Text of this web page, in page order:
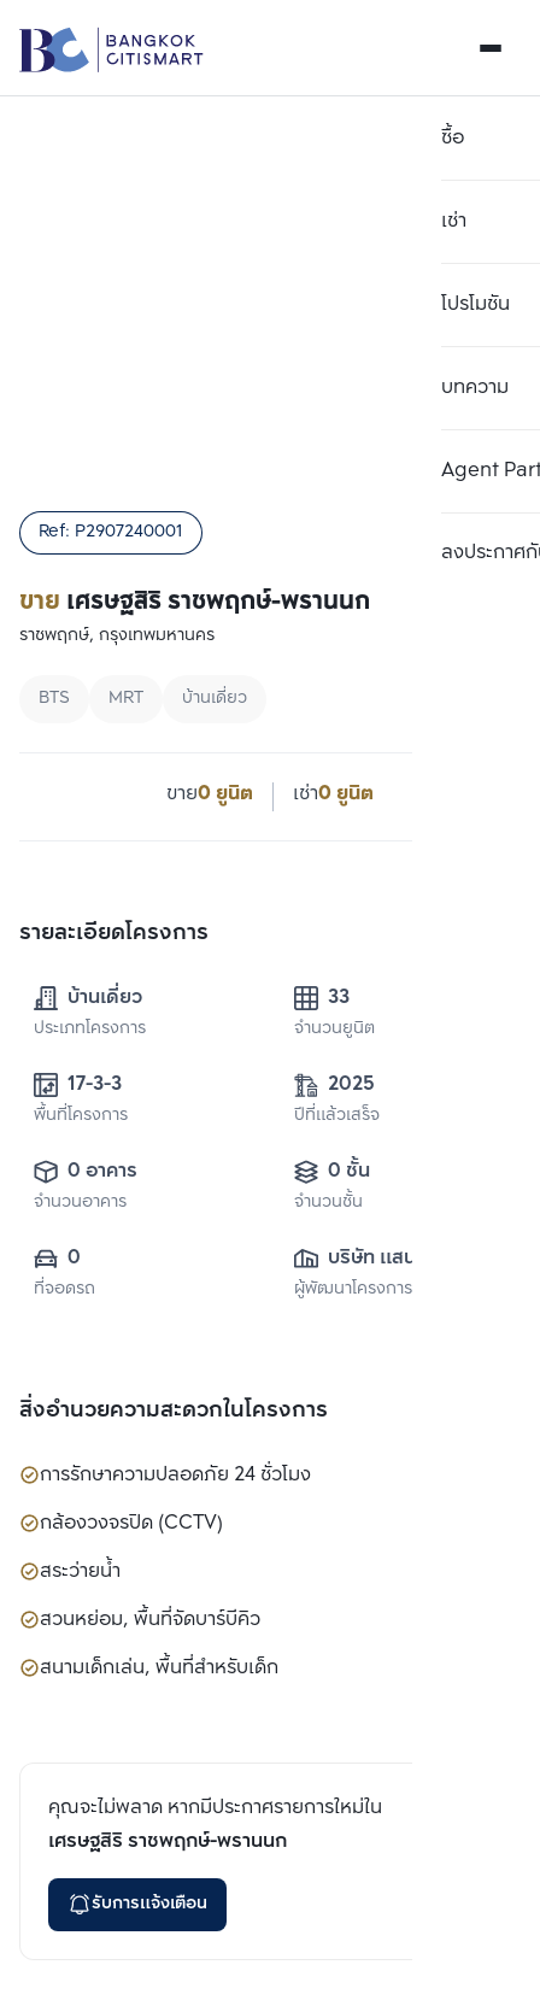
ซื้อ
เช่า
โปรโมชัน
บทความ
Agent
ลงประกาศกั
ขาย เศรษฐสิริ ราชพฤกษ์-พรานนก
Ref: P2907240001
ราชพฤกษ์, กรุงเทพมหานคร
BTS MRT บ้านเดี่ยว
ขาย0 ยูนิต เช่า0 ยูนิต
รายละเอียดโครงการ
บ้านเดี่ยว
ประเภทโครงการ
33
จำนวนยูนิต
17-3-3
พื้นที่โครงการ
2025
ปีที่แล้วเสร็จ
0 อาคาร
จำนวนอาคาร
0 ชั้น
จำนวนชั้น
0
ที่จอดรถ
บริษัท แสนสิริ
จำกัด (มหาชน)
ผู้พัฒนาโครงการ
สิ่งอำนวยความสะดวกในโครงการ
การรักษาความปลอดภัย 24 ชั่วโมง
กล้องวงจรปิด (CCTV)
สระว่ายน้ำ
สวนหย่อม, พื้นที่จัดบาร์บีคิว
สนามเด็กเล่น, พื้นที่สำหรับเด็ก
คุณจะไม่พลาด หากมีประกาศรายการใหม่ใน
เศรษฐสิริ ราชพฤกษ์-พรานนก
รับการแจ้งเตือน